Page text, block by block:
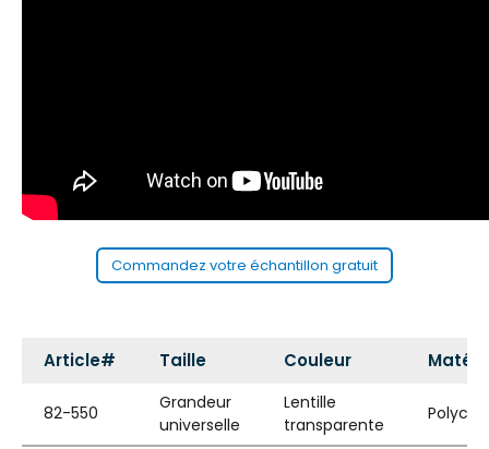
Commandez votre échantillon gratuit
Article# Taille Couleur
82-550
Grandeur
universelle
Lentille
transparente